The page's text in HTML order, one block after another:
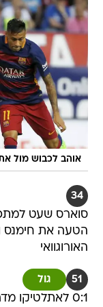
אוהב לכבוש מול
34
סוארס שעט
הטעה את חימנס
האורוגוואי
51 גול
0:1 לאתלטיקו